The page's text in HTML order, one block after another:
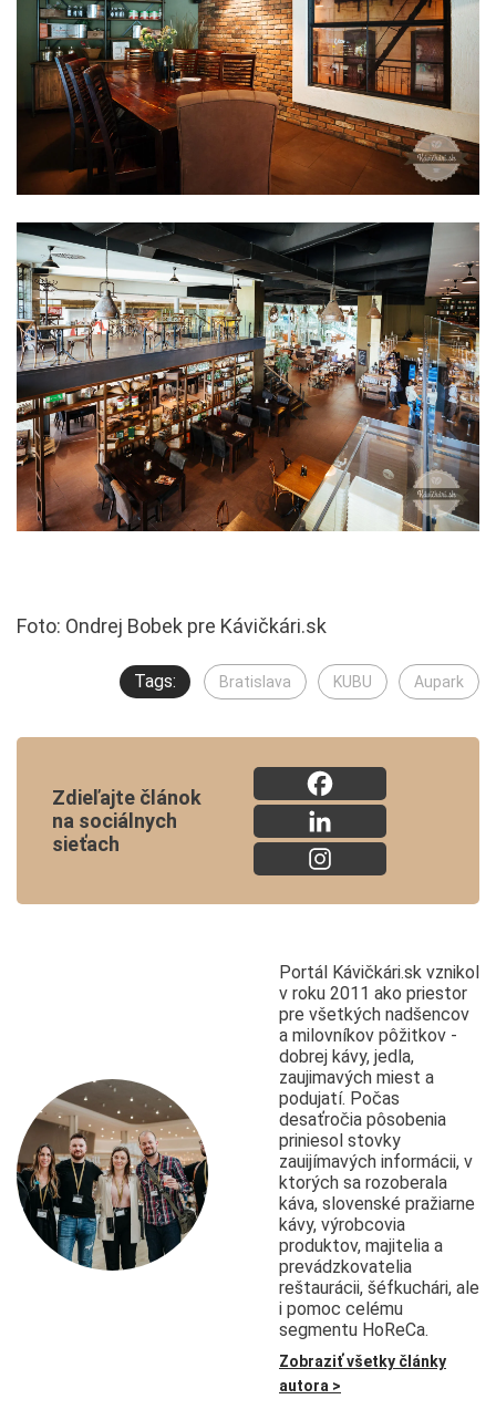
Foto: Ondrej Bobek pre Kávičkári.sk
Tags: Bratislava KUBU Aupark
Zdieľajte článok
na sociálnych
sieťach
Portál Kávičkári.sk vznikol
v roku 2011 ako priestor
pre všetkých nadšencov
a milovníkov pôžitkov -
dobrej kávy, jedla,
zaujimavých miest a
podujatí. Počas
desaťročia pôsobenia
priniesol stovky
zauijímavých informácii, v
ktorých sa rozoberala
káva, slovenské pražiarne
kávy, výrobcovia
produktov, majitelia a
prevádzkovatelia
reštaurácii, šéfkuchári, ale
i pomoc celému
segmentu HoReCa.
Zobraziť všetky články
autora >